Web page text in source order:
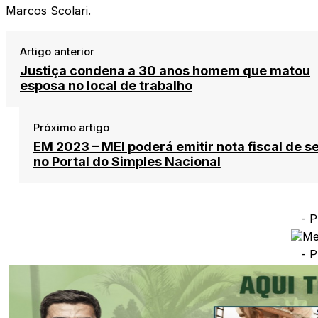
Marcos Scolari.
Artigo anterior
Justiça condena a 30 anos homem que matou
esposa no local de trabalho
Próximo artigo
EM 2023 – MEI poderá emitir nota fiscal de
no Portal do Simples Nacional
-
-